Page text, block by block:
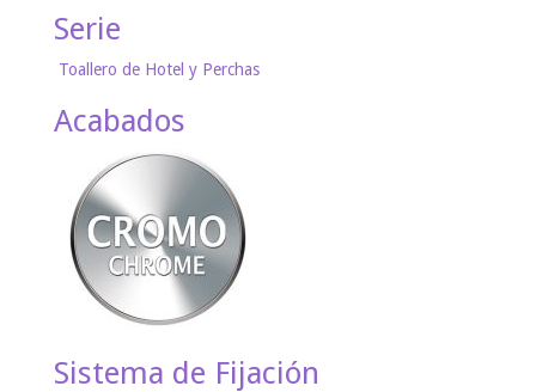
Serie
Toallero de Hotel y Perchas
Acabados
Sistema de Fijación